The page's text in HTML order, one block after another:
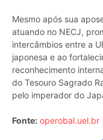
Mesmo após sua
atuando no NECJ,
intercâmbios entre a
japonesa e ao
reconhecimento
do Tesouro Sagrado
pelo imperador do
Fonte: operobal.uel.br